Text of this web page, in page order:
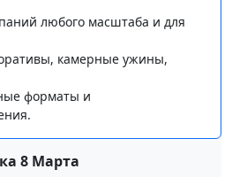
любого масштаба и для
камерные ужины,
форматы и
8 Марта